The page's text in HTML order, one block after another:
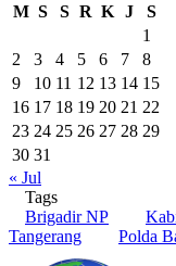
M S S R K J
S
1
2
3 4 5 6 7
8
9
10 11 12 13 14 15
16 17 18 19 20 21 22
23 24 25 26 27 28 29
30 31
« Jul
Tags
Brigadir NP
Tangerang
Polda